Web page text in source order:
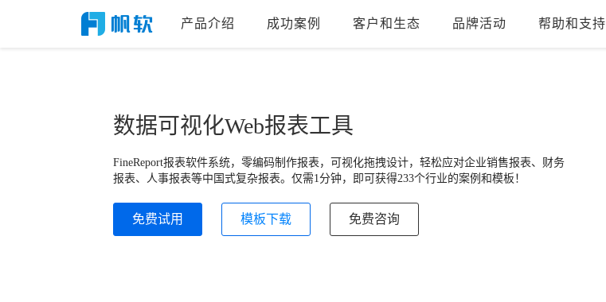
产品介绍 成功案例 客户和生态 品牌活动 帮助和支持
数据可视化Web报表工具
FineReport报表软件系统，零编码制作报表，可视化拖拽设计，轻松应对企业销售报表、财务
报表、人事报表等中国式复杂报表。仅需1分钟，即可获得233个行业的案例和模板！
免费试用 模板下载 免费咨询